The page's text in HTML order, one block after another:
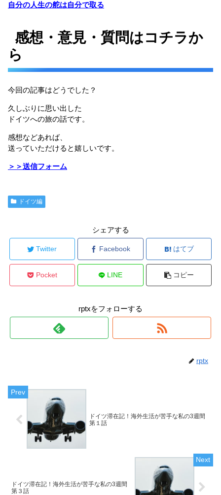
自分の人生の舵は自分で取る
感想・意見・質問はコチラか
ら
今回の記事はどうでした？
久しぶりに思い出した
ドイツへの旅の話です。
感想などあれば、
送っていただけると嬉しいです。
＞＞送信フォーム
ドイツ編
シェアする
Twitter Facebook はてブ
Pocket LINE コピー
rptxをフォローする
rptx
ドイツ滞在記！海外生活が苦手な私の3週間
第１話
ドイツ滞在記！海外生活が苦手な私の3週間
第３話